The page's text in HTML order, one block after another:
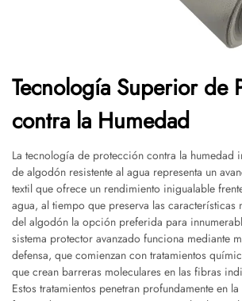
Tecnología Superior de
contra la Humedad
La tecnología de protección contra la humedad
de algodón resistente al agua representa un
textil que ofrece un rendimiento inigualable
agua, al tiempo que preserva las características
del algodón la opción preferida para
sistema protector avanzado funciona mediante
defensa, que comienzan con tratamientos
que crean barreras moleculares en las fibras
Estos tratamientos penetran profundamente en